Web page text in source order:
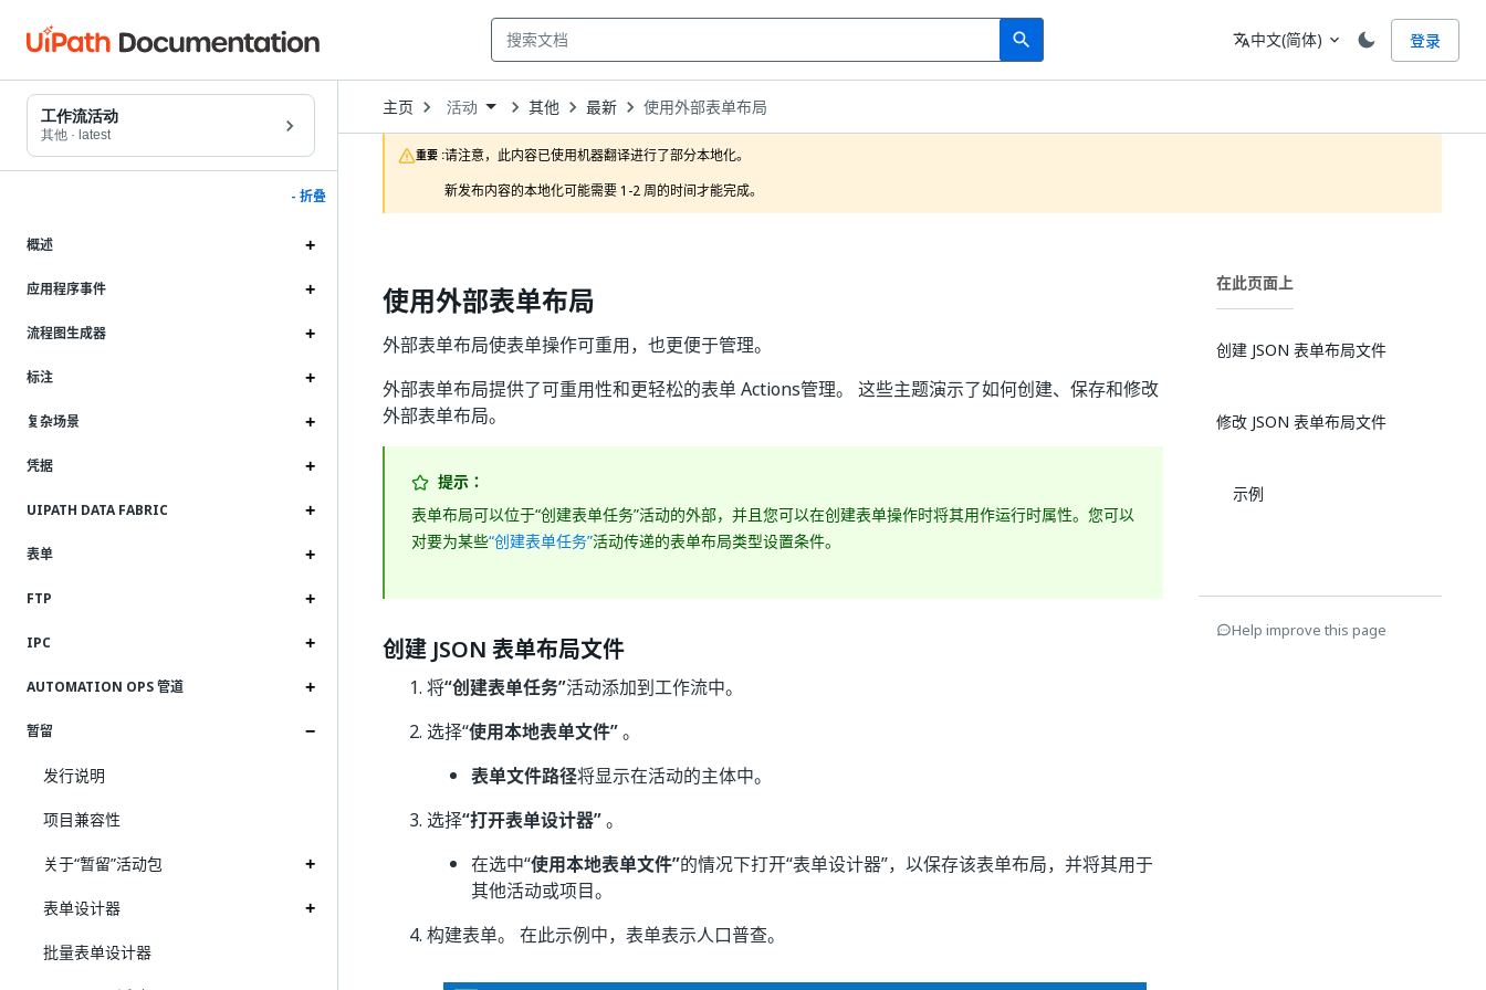
search
Search 语言
translate中文(简体) expand_more 登录
工作流活动
其他 · latest
- 折叠
概述
应用程序事件
流程图生成器
标注
复杂场景
凭据
UIPATH DATA FABRIC
表单
FTP
IPC
AUTOMATION OPS 管道
暂留
发行说明
项目兼容性
关于“暂留”活动包
表单设计器
批量表单设计器
主页 Open
Dropdown
to
choose
product
活动 其他 最新 使用外部表单布局
重要 :请注意，此内容已使用机器翻译进行了部分本地化。
新发布内容的本地化可能需要 1-2 周的时间才能完成。
使用外部表单布局
外部表单布局使表单操作可重用，也更便于管理。
外部表单布局提供了可重用性和更轻松的表单 Actions管理。 这些主题演示了如何创建、保存和修改
外部表单布局。
提示：
表单布局可以位于“创建表单任务”活动的外部，并且您可以在创建表单操作时将其用作运行时属性。您可以
对要为某些“创建表单任务”活动传递的表单布局类型设置条件。
创建 JSON 表单布局文件
将“创建表单任务”活动添加到工作流中。
选择“使用本地表单文件”。
表单文件路径将显示在活动的主体中。
选择“打开表单设计器”。
在选中“使用本地表单文件”的情况下打开“表单设计器”，以保存该表单布局，并将其用于
其他活动或项目。
构建表单。 在此示例中，表单表示人口普查。
在此页面上
创建 JSON 表单布局文件
修改 JSON 表单布局文件
示例
Help improve this page